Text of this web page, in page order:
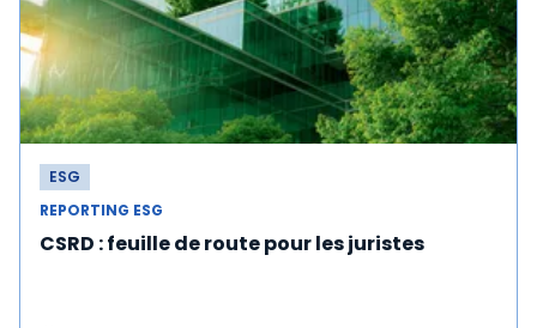
ESG
REPORTING ESG
CSRD : feuille de route pour les juristes